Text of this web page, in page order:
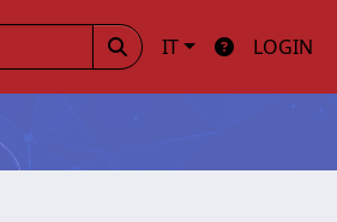
IT LOGIN